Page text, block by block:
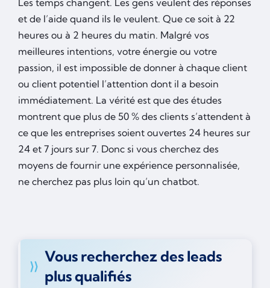
Les temps changent. Les gens veulent des réponses
et de l’aide quand ils le veulent. Que ce soit à 22
heures ou à 2 heures du matin. Malgré vos
meilleures intentions, votre énergie ou votre
passion, il est impossible de donner à chaque client
ou client potentiel l’attention dont il a besoin
immédiatement. La vérité est que des études
montrent que plus de 50 % des clients s’attendent à
ce que les entreprises soient ouvertes 24 heures sur
24 et 7 jours sur 7. Donc si vous cherchez des
moyens de fournir une expérience personnalisée,
ne cherchez pas plus loin qu’un chatbot.
Vous recherchez des leads
plus qualifiés